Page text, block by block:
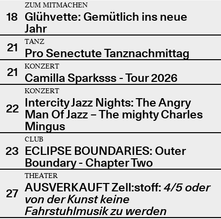
18
ZUM MITMACHEN
Glühvette: Gemütlich ins neue
Jahr
21
TANZ
Pro Senectute Tanznachmittag
21
KONZERT
Camilla Sparksss - Tour 2026
22
KONZERT
Intercity Jazz Nights: The Angry
Man Of Jazz – The mighty Charles
Mingus
23
CLUB
ECLIPSE BOUNDARIES: Outer
Boundary - Chapter Two
27
THEATER
AUSVERKAUFT Zell:stoff: 4/5 oder
von der Kunst keine
Fahrstuhlmusik zu werden